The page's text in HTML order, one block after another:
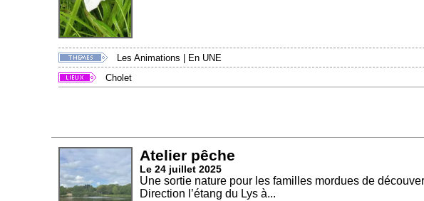
Les Animations
En UNE
Cholet
Atelier pêche
Le 24 juillet 2025
Une sortie nature pour les familles mordues de
Direction l’étang du Lys à...